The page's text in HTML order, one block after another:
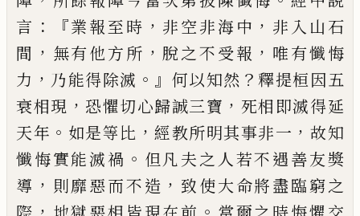
言 ：『業報至時 ， 非空非海中 ， 非入山石
間 ， 無有他方所 ， 脫之不受報 ， 唯有懺悔
力 ， 乃能得除滅 。』 何以知然 ？釋提桓因五
衰相現 ， 恐懼切心歸誠三寶 ， 死相即滅得延
天年 。 如是等比 ， 經教所明其事非一 ，故知
懺悔實能滅禍 。 但凡夫之人若不遇善友獎
導 ， 則靡惡而不造 ， 致使大命將盡臨窮之